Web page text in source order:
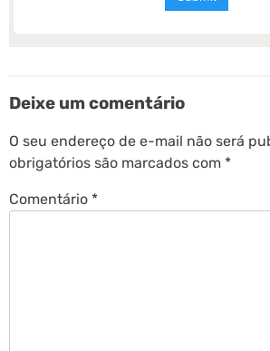
Deixe um comentário
O seu endereço de e-mail não será
obrigatórios são marcados com *
Comentário *